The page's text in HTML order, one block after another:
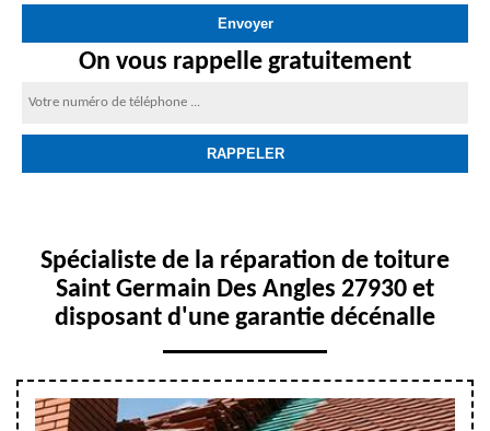
On vous rappelle gratuitement
Spécialiste de la réparation de toiture
Saint Germain Des Angles 27930 et
disposant d'une garantie décénalle